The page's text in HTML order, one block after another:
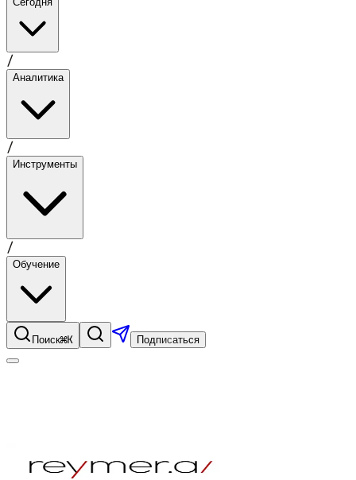
/
Аналитика
/
Инструменты
/
Обучение
Поиск⌘K Подписаться